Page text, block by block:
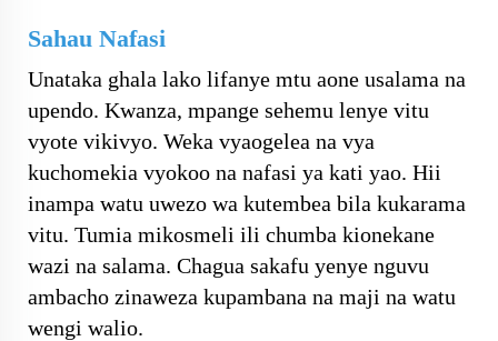
Sahau Nafasi
Unataka ghala lako lifanye mtu aone usalama na
upendo. Kwanza, mpange sehemu lenye vitu
vyote vikivyo. Weka vyaogelea na vya
kuchomekia vyokoo na nafasi ya kati yao. Hii
inampa watu uwezo wa kutembea bila kukarama
vitu. Tumia mikosmeli ili chumba kionekane
wazi na salama. Chagua sakafu yenye nguvu
ambacho zinaweza kupambana na maji na watu
wengi walio.